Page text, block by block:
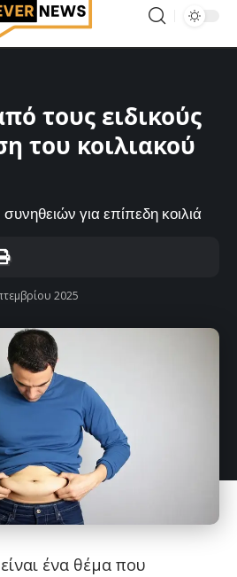
τους ειδικούς
του κοιλιακού
για επίπεδη κοιλιά
2025
ένα θέμα που